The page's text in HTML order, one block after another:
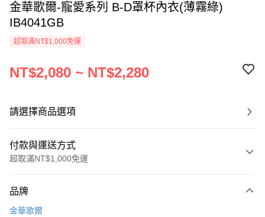
金華歌爾-寵愛系列 B-D罩杯內衣(薄霧綠)
IB4041GB
超取滿NT$1,000免運
NT$2,080 ~ NT$2,280
請選擇商品選項
付款與運送方式
超取滿NT$1,000免運
信用卡一次付款
品牌
金華歌爾